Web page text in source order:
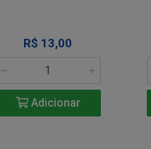
R$ 13,00
Adicionar